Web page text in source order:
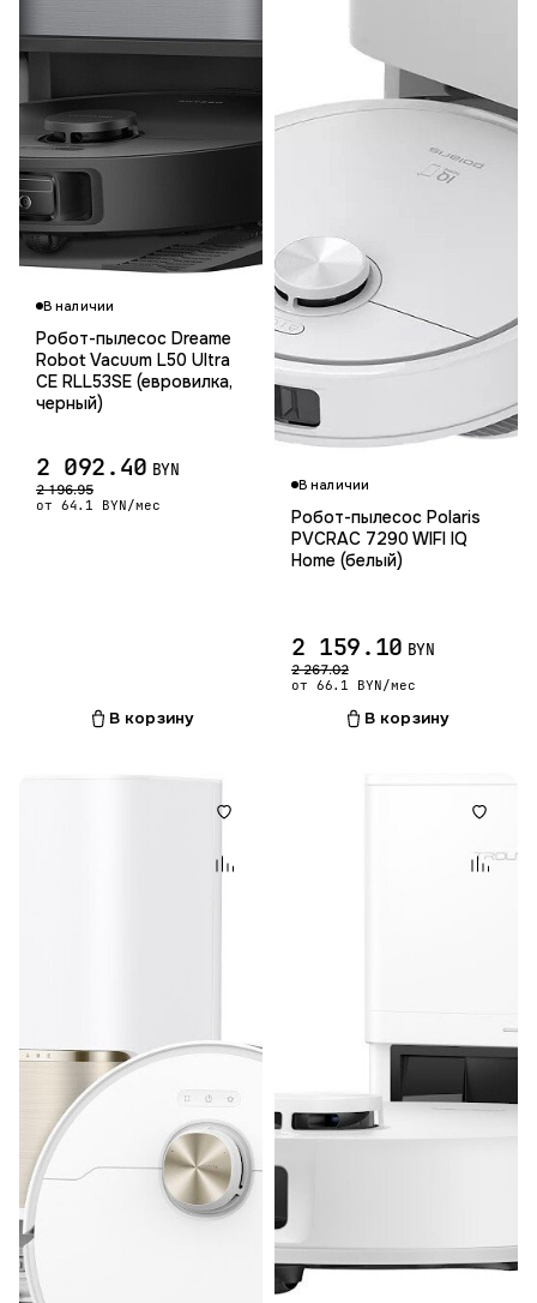
В наличии
Робот-пылесос Dreame
Robot Vacuum L50 Ultra
CE RLL53SE (евровилка,
черный)
2 092.40 BYN
2 196.95
от 64.1 BYN/мес
В корзину
В наличии
Робот-пылесос Polaris
PVCRAC 7290 WIFI IQ
Home (белый)
2 159.10 BYN
2 267.02
от 66.1 BYN/мес
В корзину